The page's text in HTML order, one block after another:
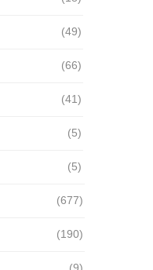
(49)
(66)
(41)
(5)
(5)
(677)
(190)
(9)